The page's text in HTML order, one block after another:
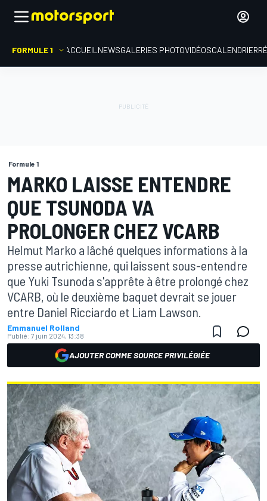
FORMULE 1 ACCUEIL NEWSGALERIES PHOTOVIDÉOSCALENDRIER
Formule 1
MARKO LAISSE ENTENDRE
QUE TSUNODA VA
PROLONGER CHEZ VCARB
Helmut Marko a lâché quelques informations à la
presse autrichienne, qui laissent sous-entendre
que Yuki Tsunoda s'apprête à être prolongé chez
VCARB, où le deuxième baquet devrait se jouer
entre Daniel Ricciardo et Liam Lawson.
Emmanuel Rolland
Publié: 7 juin 2024, 13:38
AJOUTER COMME SOURCE PRIVILÉGIÉE